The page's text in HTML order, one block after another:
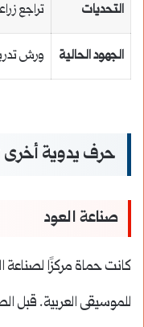
التحديات تراجع زراعة
الجهود الحالية ورش
حرف يدوية
صناعة العود
كانت حماة مركزًا لصناعة